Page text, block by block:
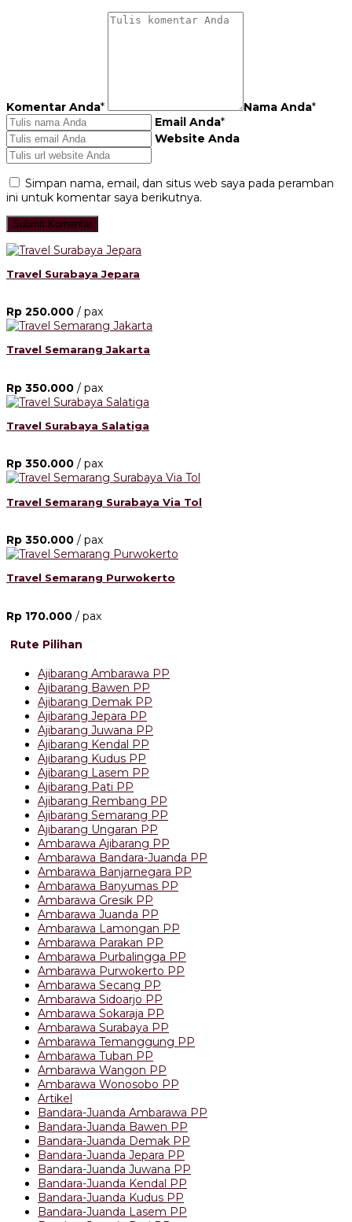
Komentar Anda* Nama Anda*
Email Anda*
Website Anda
Simpan nama, email, dan situs web saya pada peramban
ini untuk komentar saya berikutnya.
Travel Surabaya Jepara
Rp 250.000 / pax
Travel Semarang Jakarta
Rp 350.000 / pax
Travel Surabaya Salatiga
Rp 350.000 / pax
Travel Semarang Surabaya Via Tol
Rp 350.000 / pax
Travel Semarang Purwokerto
Rp 170.000 / pax
Rute Pilihan
Ajibarang Ambarawa PP
Ajibarang Bawen PP
Ajibarang Demak PP
Ajibarang Jepara PP
Ajibarang Juwana PP
Ajibarang Kendal PP
Ajibarang Kudus PP
Ajibarang Lasem PP
Ajibarang Pati PP
Ajibarang Rembang PP
Ajibarang Semarang PP
Ajibarang Ungaran PP
Ambarawa Ajibarang PP
Ambarawa Bandara-Juanda PP
Ambarawa Banjarnegara PP
Ambarawa Banyumas PP
Ambarawa Gresik PP
Ambarawa Juanda PP
Ambarawa Lamongan PP
Ambarawa Parakan PP
Ambarawa Purbalingga PP
Ambarawa Purwokerto PP
Ambarawa Secang PP
Ambarawa Sidoarjo PP
Ambarawa Sokaraja PP
Ambarawa Surabaya PP
Ambarawa Temanggung PP
Ambarawa Tuban PP
Ambarawa Wangon PP
Ambarawa Wonosobo PP
Artikel
Bandara-Juanda Ambarawa PP
Bandara-Juanda Bawen PP
Bandara-Juanda Demak PP
Bandara-Juanda Jepara PP
Bandara-Juanda Juwana PP
Bandara-Juanda Kendal PP
Bandara-Juanda Kudus PP
Bandara-Juanda Lasem PP